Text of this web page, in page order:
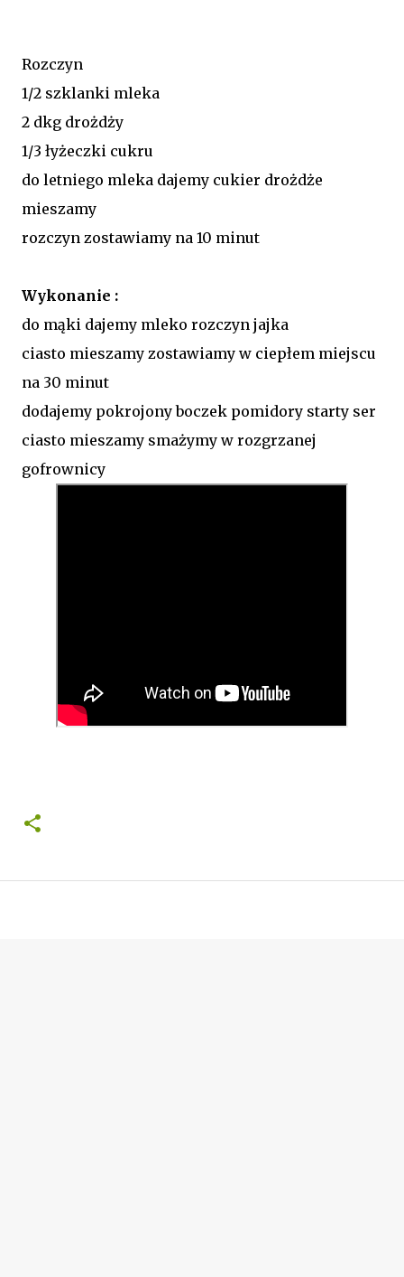
Rozczyn
1/2 szklanki mleka
2 dkg drożdży
1/3 łyżeczki cukru
do letniego mleka dajemy cukier drożdże
mieszamy
rozczyn zostawiamy na 10 minut
Wykonanie :
do mąki dajemy mleko rozczyn jajka
ciasto mieszamy zostawiamy w ciepłem miejscu
na 30 minut
dodajemy pokrojony boczek pomidory starty ser
ciasto mieszamy smażymy w rozgrzanej
gofrownicy